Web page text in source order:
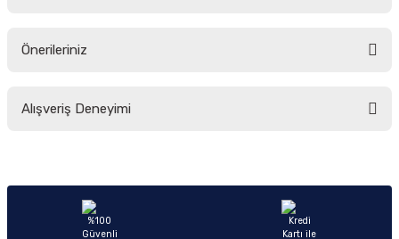
Önerileriniz
yetersiz gördüğünüz noktaları öneri formunu kullanarak tarafımıza
Ürün açıklamasında eksik bilgiler bulunuyor.
Alışveriş Deneyimi
Sitemize ilk yorumu siz yapın!